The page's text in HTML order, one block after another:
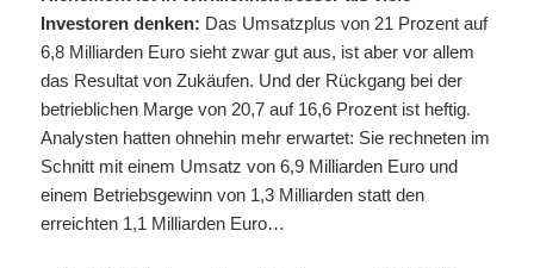
Investoren denken: Das Umsatzplus von 21 Prozent auf
6,8 Milliarden Euro sieht zwar gut aus, ist aber vor allem
das Resultat von Zukäufen. Und der Rückgang bei der
betrieblichen Marge von 20,7 auf 16,6 Prozent ist heftig.
Analysten hatten ohnehin mehr erwartet: Sie rechneten im
Schnitt mit einem Umsatz von 6,9 Milliarden Euro und
einem Betriebsgewinn von 1,3 Milliarden statt den
erreichten 1,1 Milliarden Euro…